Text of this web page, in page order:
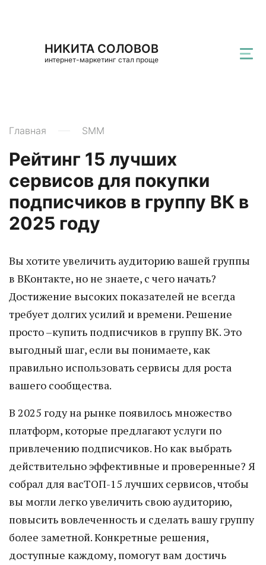
НИКИТА СОЛОВОВ
интернет-маркетинг стал проще
Главная SMM
Рейтинг 15 лучших
сервисов для покупки
подписчиков в группу ВК в
2025 году
Вы хотите увеличить аудиторию вашей группы
в ВКонтакте, но не знаете, с чего начать?
Достижение высоких показателей не всегда
требует долгих усилий и времени. Решение
просто –купить подписчиков в группу ВК. Это
выгодный шаг, если вы понимаете, как
правильно использовать сервисы для роста
вашего сообщества.
В 2025 году на рынке появилось множество
платформ, которые предлагают услуги по
привлечению подписчиков. Но как выбрать
действительно эффективные и проверенные? Я
собрал для васТОП-15 лучших сервисов, чтобы
вы могли легко увеличить свою аудиторию,
повысить вовлеченность и сделать вашу группу
более заметной. Конкретные решения,
доступные каждому, помогут вам достичь